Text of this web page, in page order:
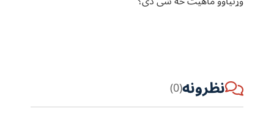
نظرونه(0)